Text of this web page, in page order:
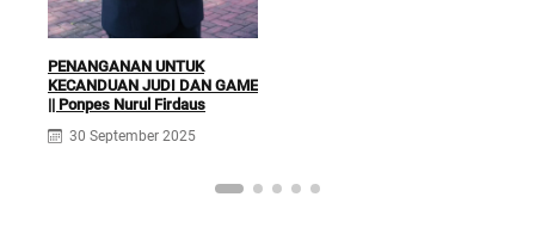
PENANGANAN UNTUK
KECANDUAN JUDI DAN GAME
|| Ponpes Nurul Firdaus
30 September 2025